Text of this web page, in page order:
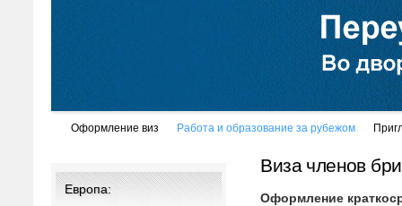
Оформление виз Работа и образование за рубежом
Виза членов
Оформление
Европа: